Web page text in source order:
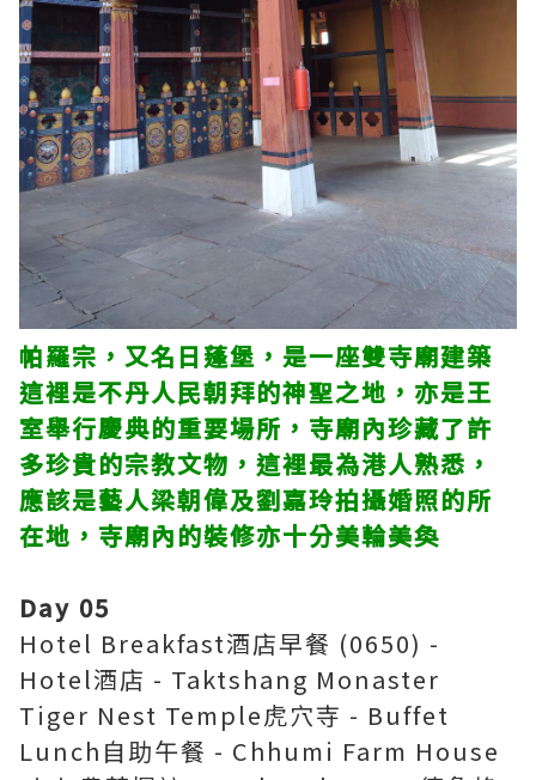
帕羅宗，又名日蓬堡，是一座雙寺廟建築
這裡是不丹人民朝拜的神聖之地，亦是王
室舉行慶典的重要場所，寺廟內珍藏了許
多珍貴的宗教文物，這裡最為港人熟悉，
應該是藝人梁朝偉及劉嘉玲拍攝婚照的所
在地，寺廟內的裝修亦十分美輪美奐
Day 05
Hotel Breakfast酒店早餐 (0650) -
Hotel酒店 - Taktshang Monaster
Tiger Nest Temple虎穴寺 - Buffet
Lunch自助午餐 - Chhumi Farm House